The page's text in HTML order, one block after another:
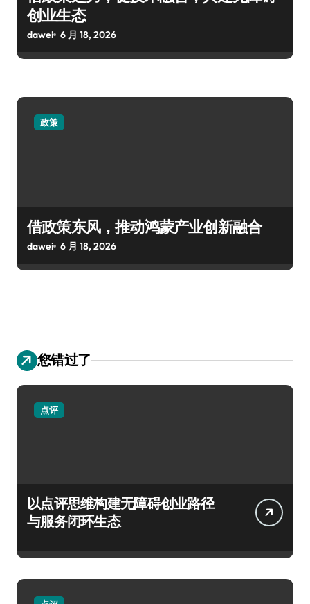
创业生态
dawei 6 月 18, 2026
政策
借政策东风，推动鸿蒙产业创新融合
dawei 6 月 18, 2026
您错过了
点评
以点评思维构建无障碍创业路径
与服务闭环生态